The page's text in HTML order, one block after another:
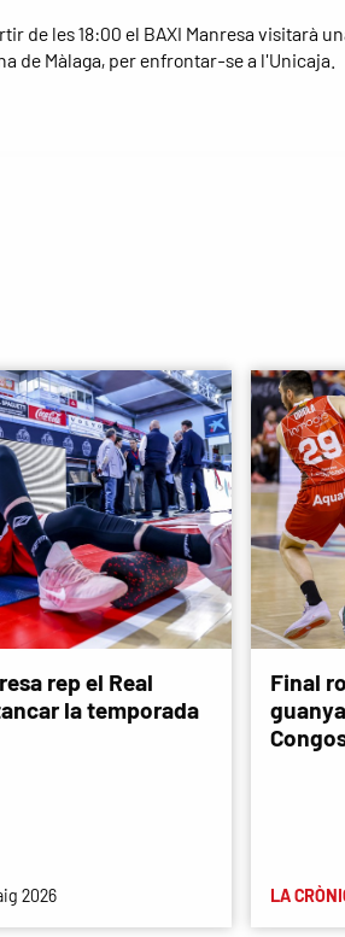
de les 18:00 el BAXI Manresa visitarà
de Màlaga, per enfrontar-se a l'Unicaja.
rep el Real
la temporada
2026
Final
LA